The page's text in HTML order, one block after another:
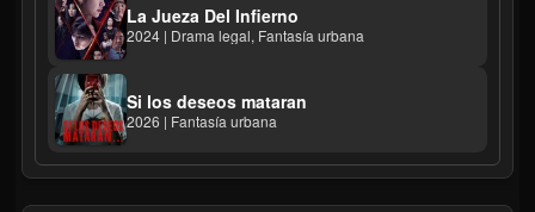
La Jueza Del Infierno
2024 | Drama legal, Fantasía urbana
Si los deseos mataran
2026 | Fantasía urbana